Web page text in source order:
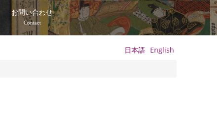
お問い合わせ
Contact
日本語 English